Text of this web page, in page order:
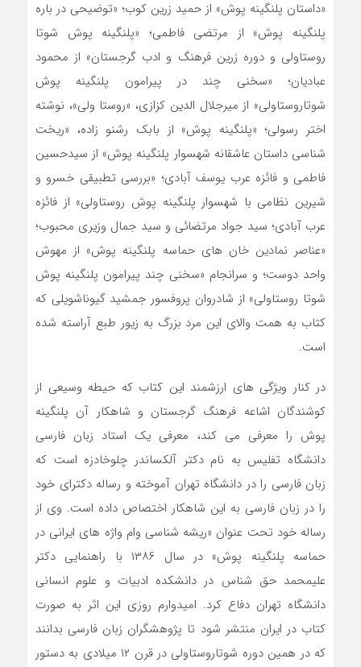
«داستان پلنگینه پوش» از حمید زرین کوب؛ «توضیحی در باره
پلنگینه پوش» از مرتضی فاطمی؛ «پلنگینه پوش شوتا
روستاولی و دوره زرین فرهنگ و ادب گرجستان» از محمود
عبادیان؛ «سخنی چند در پیرامون پلنگینه پوش
شوتاروستاولی» از میرجلال الدین کزازی، «روستا ولی»، نوشته
اختر رسولی؛ «پلنگینه پوش» از بابک رشنو زاده، «ریخت
شناسی داستان عاشقانه شهسوار پلنگینه پوش» از سیدحسین
فاطمی و فائزه عرب یوسف آبادی؛ «بررسی تطبیقی خسرو و
شیرین نظامی با شهسوار پلنگینه پوش روستاولی» از فائزه
عرب آبادی؛ سید جواد مرتضائی و سید جمال وزیری محبوب؛
«عناصر نمادین خان های حماسه پلنگینه پوش» از مهوش
واحد دوست؛ و سرانجام «سخنی چند پیرامون پلنگینه پوش
شوتا روستاولی» از شادروان پروفسور جمشید گیوناشویلی که
کتاب به همت والای این مرد بزرگ به زیور طبع آراسته شده
است.
در کنار ویژگی های ارزشمند این کتاب که حیطه وسیعی از
کوشندگان اشاعه فرهنگ گرجستان و شاهکار آن پلنگینه
پوش را معرفی می کند، معرفی یک استاد زبان فارسی
دانشگاه تفلیس به نام دکتر آلکساندر چلوخادزه است که
زبان فارسی را در دانشگاه تهران آموخته و رساله دکترای خود
را در زبان فارسی به این شاهکار اختصاص داده است. وی از
رساله خود تحت عنوان «ریشه شناسی وام واژه های ایرانی در
حماسه پلنگینه پوش» در سال ۱۳۸۶ با راهنمایی دکتر
علیمحمد حق شناس در دانشکده ادبیات و علوم انسانی
دانشگاه تهران دفاع کرد. امیدوارم روزی این اثر به صورت
کتاب در ایران منتشر شود تا پژوهشگران زبان فارسی بدانند
که در همین دوره شوتاروستاولی در قرن ۱۲ میلادی به دستور